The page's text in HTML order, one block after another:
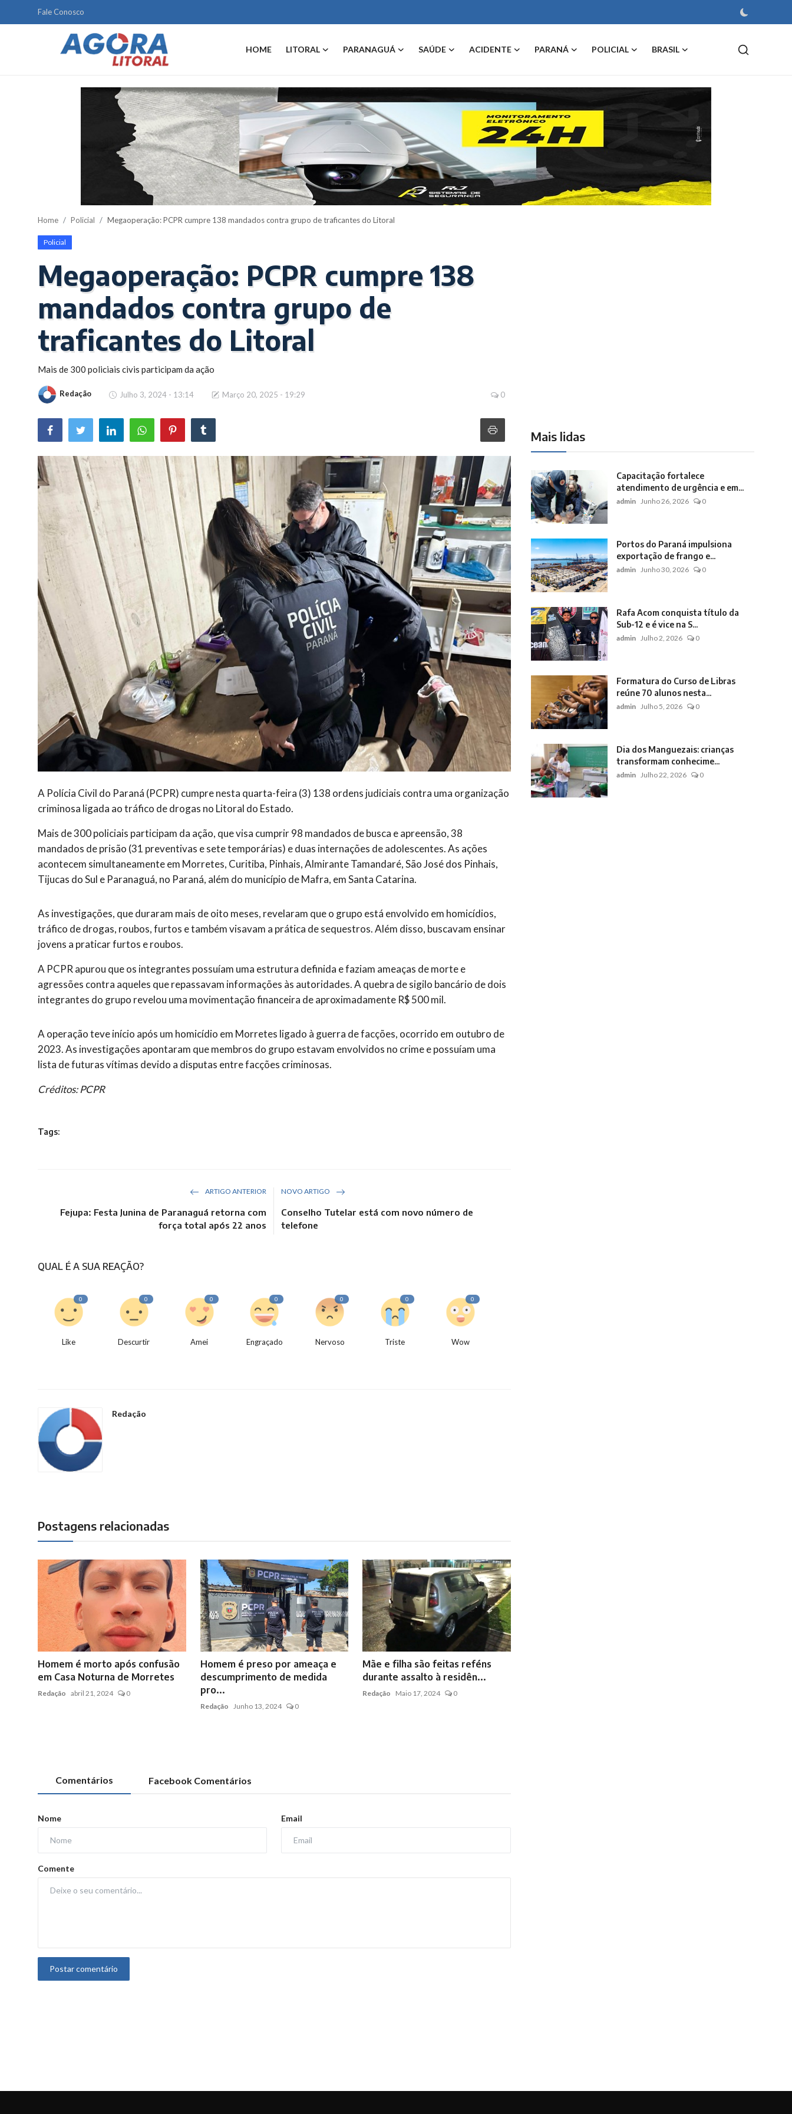
Fale Conosco
HOME LITORAL PARANAGUÁ SAÚDE ACIDENTE PARANÁ POLICIAL BRASIL
Home Policial Megaoperação: PCPR cumpre 138 mandados contra grupo de traficantes do Litoral
Policial
Megaoperação: PCPR cumpre 138
mandados contra grupo de
traficantes do Litoral
Mais de 300 policiais civis participam da ação
Redação Julho 3, 2024 - 13:14 Março 20, 2025 - 19:29 0
A Polícia Civil do Paraná (PCPR) cumpre nesta quarta-feira (3) 138 ordens judiciais contra uma organização
criminosa ligada ao tráfico de drogas no Litoral do Estado.
Mais de 300 policiais participam da ação, que visa cumprir 98 mandados de busca e apreensão, 38
mandados de prisão (31 preventivas e sete temporárias) e duas internações de adolescentes. As ações
acontecem simultaneamente em Morretes, Curitiba, Pinhais, Almirante Tamandaré, São José dos Pinhais,
Tijucas do Sul e Paranaguá, no Paraná, além do município de Mafra, em Santa Catarina.
As investigações, que duraram mais de oito meses, revelaram que o grupo está envolvido em homicídios,
tráfico de drogas, roubos, furtos e também visavam a prática de sequestros. Além disso, buscavam ensinar
jovens a praticar furtos e roubos.
A PCPR apurou que os integrantes possuíam uma estrutura definida e faziam ameaças de morte e
agressões contra aqueles que repassavam informações às autoridades. A quebra de sigilo bancário de dois
integrantes do grupo revelou uma movimentação financeira de aproximadamente R$ 500 mil.
A operação teve início após um homicídio em Morretes ligado à guerra de facções, ocorrido em outubro de
2023. As investigações apontaram que membros do grupo estavam envolvidos no crime e possuíam uma
lista de futuras vítimas devido a disputas entre facções criminosas.
Créditos: PCPR
Tags:
ARTIGO ANTERIOR
Fejupa: Festa Junina de Paranaguá retorna com
força total após 22 anos
NOVO ARTIGO
Conselho Tutelar está com novo número de
telefone
QUAL É A SUA REAÇÃO?
0
Like
0
Descurtir
0
Amei
0
Engraçado
0
Nervoso
0
Triste
0
Wow
Redação
Postagens relacionadas
Homem é morto após confusão
em Casa Noturna de Morretes
Redação abril 21, 2024 0
Homem é preso por ameaça e
descumprimento de medida
pro...
Redação Junho 13, 2024 0
Mãe e filha são feitas reféns
durante assalto à residên...
Redação Maio 17, 2024 0
Comentários Facebook Comentários
Nome Email
Comente
Postar comentário
Mais lidas
Capacitação fortalece
atendimento de urgência e em...
admin Junho 26, 2026 0
Portos do Paraná impulsiona
exportação de frango e...
admin Junho 30, 2026 0
Rafa Acom conquista título da
Sub-12 e é vice na S...
admin Julho 2, 2026 0
Formatura do Curso de Libras
reúne 70 alunos nesta...
admin Julho 5, 2026 0
Dia dos Manguezais: crianças
transformam conhecime...
admin Julho 22, 2026 0